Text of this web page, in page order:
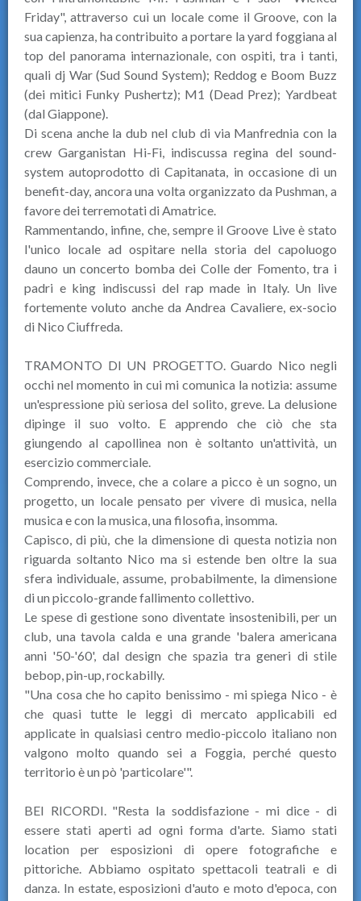
Friday", attraverso cui un locale come il Groove, con la
sua capienza, ha contribuito a portare la yard foggiana al
top del panorama internazionale, con ospiti, tra i tanti,
quali dj War (Sud Sound System); Reddog e Boom Buzz
(dei mitici Funky Pushertz); M1 (Dead Prez); Yardbeat
(dal Giappone).
Di scena anche la dub nel club di via Manfrednia con la
crew Garganistan Hi-Fi, indiscussa regina del sound-
system autoprodotto di Capitanata, in occasione di un
benefit-day, ancora una volta organizzato da Pushman, a
favore dei terremotati di Amatrice.
Rammentando, infine, che, sempre il Groove Live è stato
l'unico locale ad ospitare nella storia del capoluogo
dauno un concerto bomba dei Colle der Fomento, tra i
padri e king indiscussi del rap made in Italy. Un live
fortemente voluto anche da Andrea Cavaliere, ex-socio
di Nico Ciuffreda.
TRAMONTO DI UN PROGETTO. Guardo Nico negli
occhi nel momento in cui mi comunica la notizia: assume
un'espressione più seriosa del solito, greve. La delusione
dipinge il suo volto. E apprendo che ciò che sta
giungendo al capollinea non è soltanto un'attività, un
esercizio commerciale.
Comprendo, invece, che a colare a picco è un sogno, un
progetto, un locale pensato per vivere di musica, nella
musica e con la musica, una filosofia, insomma.
Capisco, di più, che la dimensione di questa notizia non
riguarda soltanto Nico ma si estende ben oltre la sua
sfera individuale, assume, probabilmente, la dimensione
di un piccolo-grande fallimento collettivo.
Le spese di gestione sono diventate insostenibili, per un
club, una tavola calda e una grande 'balera americana
anni '50-'60', dal design che spazia tra generi di stile
bebop, pin-up, rockabilly.
"Una cosa che ho capito benissimo - mi spiega Nico - è
che quasi tutte le leggi di mercato applicabili ed
applicate in qualsiasi centro medio-piccolo italiano non
valgono molto quando sei a Foggia, perché questo
territorio è un pò 'particolare'".
BEI RICORDI. "Resta la soddisfazione - mi dice - di
essere stati aperti ad ogni forma d'arte. Siamo stati
location per esposizioni di opere fotografiche e
pittoriche. Abbiamo ospitato spettacoli teatrali e di
danza. In estate, esposizioni d'auto e moto d'epoca, con